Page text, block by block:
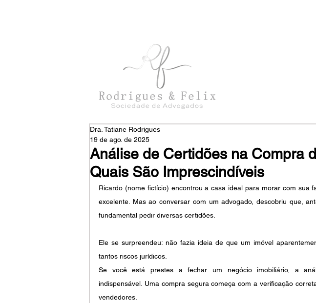
Análise de Certidões na Compra
Quais São Imprescindíveis
Dra. Tatiane Rodrigues
19 de ago. de 2025
Ricardo (nome fictício) encontrou a casa ideal para morar com sua
excelente. Mas ao conversar com um advogado, descobriu que,
fundamental pedir diversas certidões.
Ele se surpreendeu: não fazia ideia de que um imóvel
tantos riscos jurídicos.
Se você está prestes a fechar um negócio imobiliário, a
indispensável. Uma compra segura começa com a verificação
vendedores.